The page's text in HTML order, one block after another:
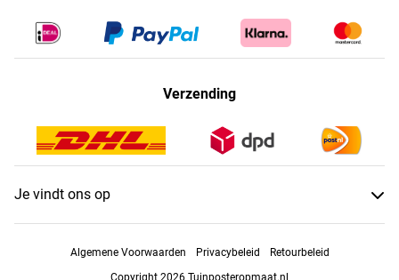
Verzending
Je vindt ons op
Algemene Voorwaarden Privacybeleid
Retourbeleid